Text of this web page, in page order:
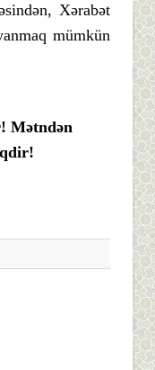
Xərabət
mümkün
Mətndən